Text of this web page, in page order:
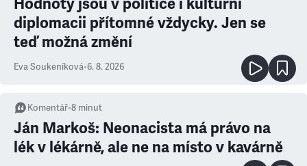
Hodnoty jsou v politice i kulturní
diplomacii přítomné vždycky. Jen se
teď možná změní
Eva Soukeníková•6. 8. 2026
Komentář•8 minut
Ján Markoš: Neonacista má právo na
lék v lékárně, ale ne na místo v kavárně